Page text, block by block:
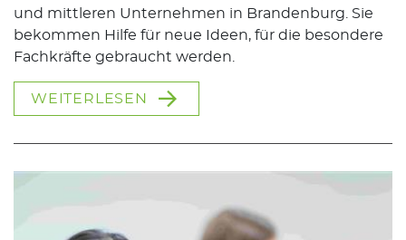
und mittleren Unternehmen in Brandenburg. Sie
bekommen Hilfe für neue Ideen, für die besondere
Fachkräfte gebraucht werden.
WEITERLESEN